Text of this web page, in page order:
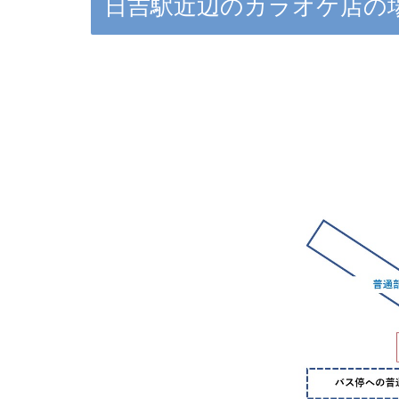
日吉駅近辺のカラオケ店の